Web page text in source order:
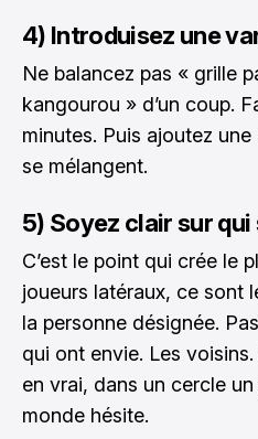
4) Introduisez une
Ne balancez pas « grille
kangourou » d’un coup.
minutes. Puis ajoutez
se mélangent.
5) Soyez clair sur qui
C’est le point qui crée le
joueurs latéraux, ce sont
la personne désignée.
qui ont envie. Les voisins.
en vrai, dans un cercle
monde hésite.